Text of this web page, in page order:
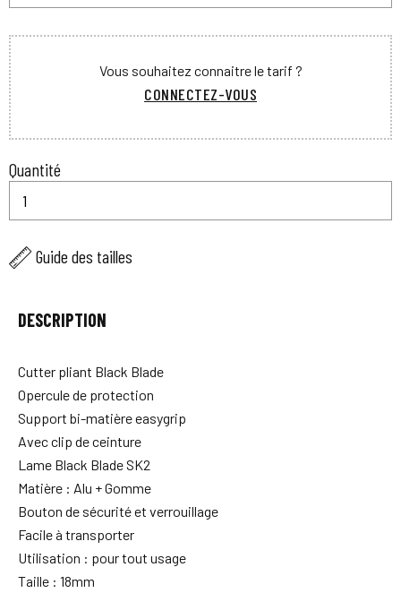
Vous souhaitez connaitre le tarif ?
CONNECTEZ-VOUS
Quantité
Guide des tailles
DESCRIPTION
Cutter pliant Black Blade
Opercule de protection
Support bi-matière easygrip
Avec clip de ceinture
Lame Black Blade SK2
Matière : Alu + Gomme
Bouton de sécurité et verrouillage
Facile à transporter
Utilisation : pour tout usage
Taille : 18mm